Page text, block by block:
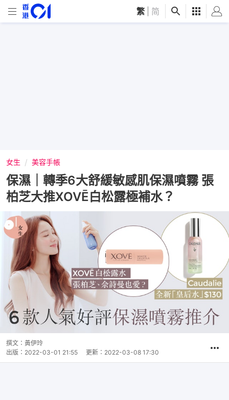
繁 简
女生 美容手帳
保濕｜轉季6大舒緩敏感肌保濕噴霧 張
柏芝大推XOVĒ白松露極補水？
撰文： 黃伊玲
出版： 2022-03-01 21:55 更新： 2022-03-08 17:30